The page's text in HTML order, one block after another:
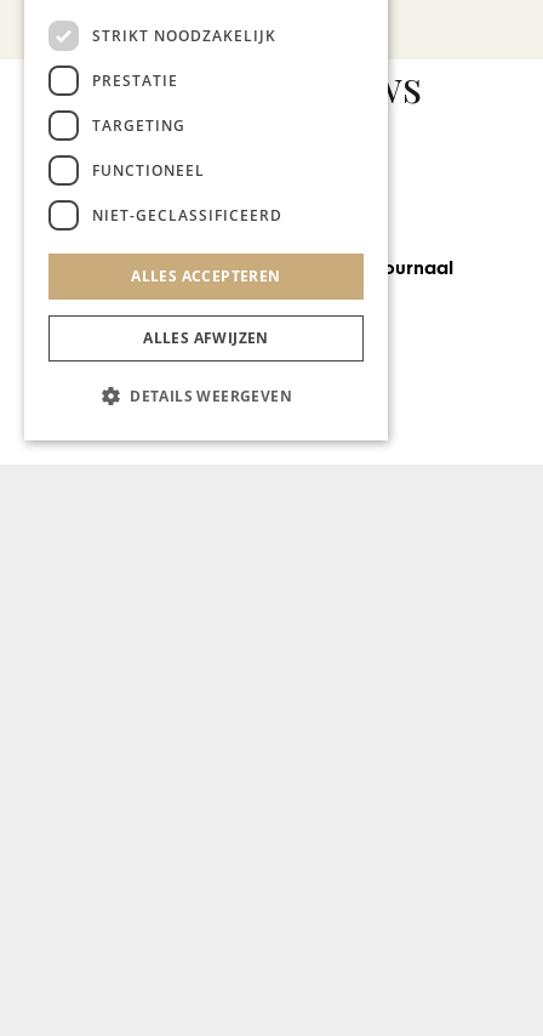
Gerelateerd nieuws
Preuvenemint Journaal
STRIKT NOODZAKELIJK
PRESTATIE
TARGETING
FUNCTIONEEL
NIET-GECLASSIFICEERD
ALLES ACCEPTEREN
ALLES AFWIJZEN
DETAILS WEERGEVEN